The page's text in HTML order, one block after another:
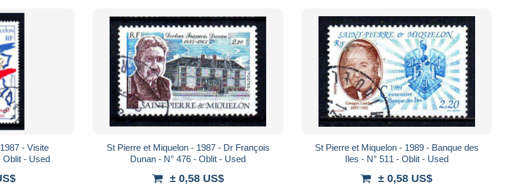
478 - Oblit - Used
St Pierre et Miquelon - 1987 - Dr François
Dunan - N° 476 - Oblit - Used
± 0,58 US$
St Pierre et Miquelon - 1989 - Banque des
Iles - N° 511 - Oblit - Used
± 0,58 US$